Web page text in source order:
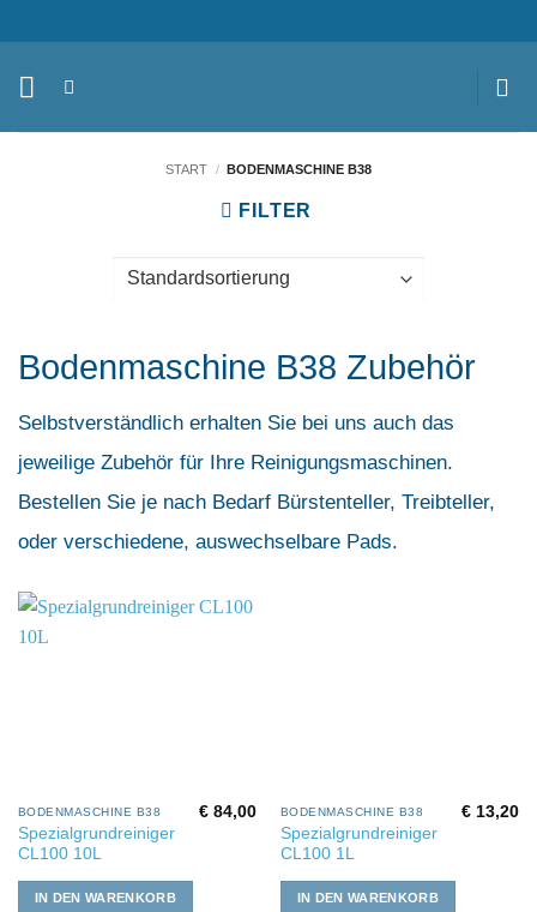
Inhalt
springen
START / BODENMASCHINE B38
FILTER
Bodenmaschine B38 Zubehör
Selbstverständlich erhalten Sie bei uns auch das
jeweilige Zubehör für Ihre Reinigungsmaschinen.
Bestellen Sie je nach Bedarf Bürstenteller, Treibteller,
oder verschiedene, auswechselbare Pads.
BODENMASCHINE B38
Spezialgrundreiniger
CL100 10L
€ 84,00
IN DEN WARENKORB
BODENMASCHINE B38
Spezialgrundreiniger
CL100 1L
€ 13,20
IN DEN WARENKORB